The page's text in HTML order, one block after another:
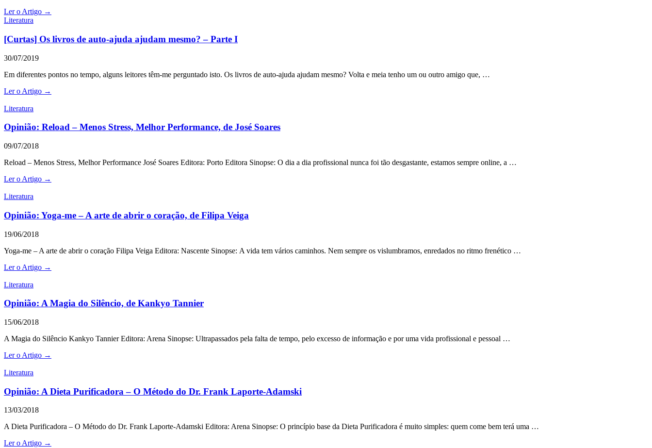
Ler o Artigo →
Literatura
[Curtas] Os livros de auto-ajuda ajudam mesmo? – Parte I
30/07/2019
Em diferentes pontos no tempo, alguns leitores têm-me perguntado isto. Os livros de auto-ajuda ajudam mesmo? Volta e meia tenho um ou outro amigo que, …
Ler o Artigo →
Literatura
Opinião: Reload – Menos Stress, Melhor Performance, de José Soares
09/07/2018
Reload – Menos Stress, Melhor Performance José Soares Editora: Porto Editora Sinopse: O dia a dia profissional nunca foi tão desgastante, estamos sempre online, a …
Ler o Artigo →
Literatura
Opinião: Yoga-me – A arte de abrir o coração, de Filipa Veiga
19/06/2018
Yoga-me – A arte de abrir o coração Filipa Veiga Editora: Nascente Sinopse: A vida tem vários caminhos. Nem sempre os vislumbramos, enredados no ritmo frenético …
Ler o Artigo →
Literatura
Opinião: A Magia do Silêncio, de Kankyo Tannier
15/06/2018
A Magia do Silêncio Kankyo Tannier Editora: Arena Sinopse: Ultrapassados pela falta de tempo, pelo excesso de informação e por uma vida profissional e pessoal …
Ler o Artigo →
Literatura
Opinião: A Dieta Purificadora – O Método do Dr. Frank Laporte-Adamski
13/03/2018
A Dieta Purificadora – O Método do Dr. Frank Laporte-Adamski Editora: Arena Sinopse: O princípio base da Dieta Purificadora é muito simples: quem come bem terá uma …
Ler o Artigo →